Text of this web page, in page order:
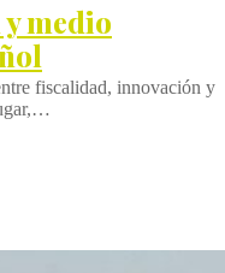
medio
fiscalidad, innovación y